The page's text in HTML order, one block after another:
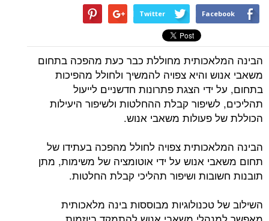
Facebook
Twitter
הבינה המלאכותית מחוללת כבר כעת מהפכה בתחום
משאבי אנוש והיא צפויה להמשיך ולחולל מהפיכות
בתחום, על ידי הצגת פתרונות חדשניים לייעול
תהליכים, לשיפור קבלת ההחלטות ולשיפור היעילות
הכוללת של פעולות משאבי אנוש.
הבינה המלאכותית צפויה לחולל מהפכה בעתידו של
תחום משאבי אנוש על ידי אוטומציה של משימות, מתן
תובנות חשובות ושיפור תהליכי קבלת החלטות.
השילוב של טכנולוגיות מבוססות בינה מלאכותית